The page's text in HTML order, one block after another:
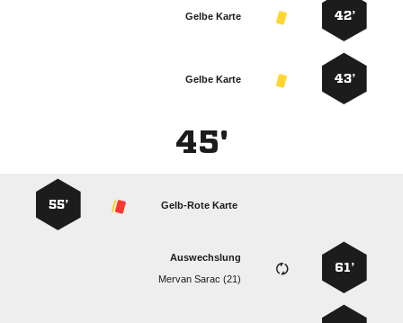
42’
Gelbe Karte
43’
Gelbe Karte
45'
Gelb-Rote Karte
55’
61’
Auswechslung
  